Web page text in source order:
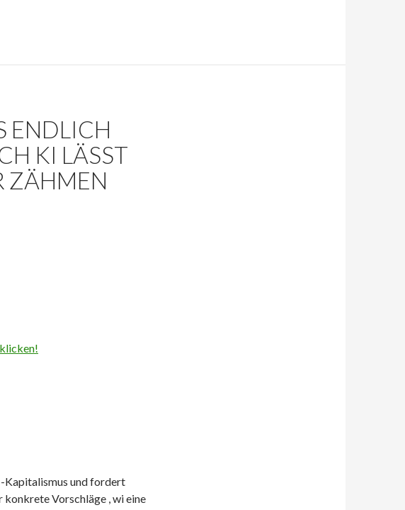
ENDLICH
KI LÄSST
ZÄHMEN
Kapitalismus und fordert
konkrete Vorschläge , wi eine